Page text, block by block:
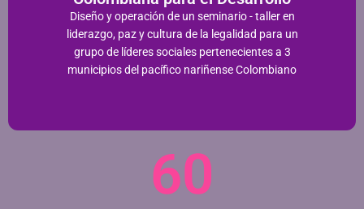
Diseño y operación de un seminario - taller en
liderazgo, paz y cultura de la legalidad para un
grupo de líderes sociales pertenecientes a 3
municipios del pacífico nariñense Colombiano​
60